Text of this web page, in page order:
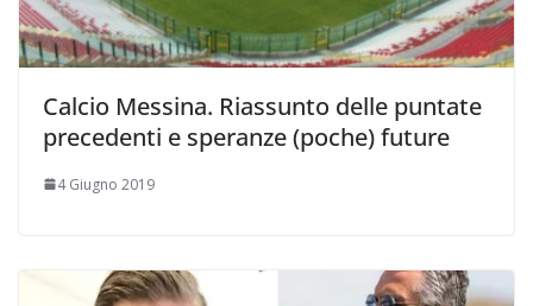
Calcio Messina. Riassunto delle puntate
precedenti e speranze (poche) future
4 Giugno 2019